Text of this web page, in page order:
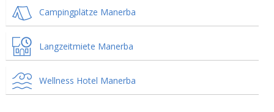
Campingplätze Manerba
Langzeitmiete Manerba
Wellness Hotel Manerba